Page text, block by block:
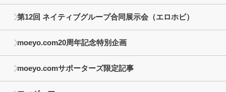
第12回 ネイティブグループ合同展示会（エロホビ）
moeyo.com20周年記念特別企画
moeyo.comサポーターズ限定記事